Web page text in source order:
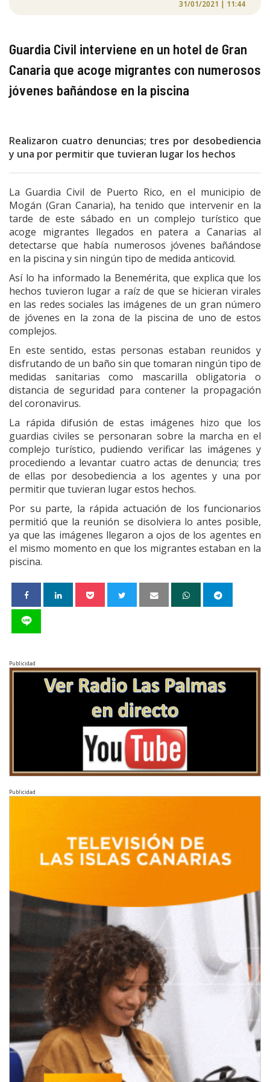
31/01/2021 | 11:44
Guardia Civil interviene en un hotel de Gran
Canaria que acoge migrantes con numerosos
jóvenes bañándose en la piscina
Realizaron cuatro denuncias; tres por desobediencia
y una por permitir que tuvieran lugar los hechos
La Guardia Civil de Puerto Rico, en el municipio de
Mogán (Gran Canaria), ha tenido que intervenir en la
tarde de este sábado en un complejo turístico que
acoge migrantes llegados en patera a Canarias al
detectarse que había numerosos jóvenes bañándose
en la piscina y sin ningún tipo de medida anticovid.
Así lo ha informado la Benemérita, que explica que los
hechos tuvieron lugar a raíz de que se hicieran virales
en las redes sociales las imágenes de un gran número
de jóvenes en la zona de la piscina de uno de estos
complejos.
En este sentido, estas personas estaban reunidos y
disfrutando de un baño sin que tomaran ningún tipo de
medidas sanitarias como mascarilla obligatoria o
distancia de seguridad para contener la propagación
del coronavirus.
La rápida difusión de estas imágenes hizo que los
guardias civiles se personaran sobre la marcha en el
complejo turístico, pudiendo verificar las imágenes y
procediendo a levantar cuatro actas de denuncia; tres
de ellas por desobediencia a los agentes y una por
permitir que tuvieran lugar estos hechos.
Por su parte, la rápida actuación de los funcionarios
permitió que la reunión se disolviera lo antes posible,
ya que las imágenes llegaron a ojos de los agentes en
el mismo momento en que los migrantes estaban en la
piscina.
Publicidad
Publicidad